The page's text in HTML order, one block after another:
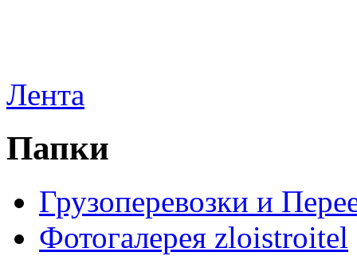
Лента
Папки
Грузоперевозки и
Фотогалерея zloistroitel